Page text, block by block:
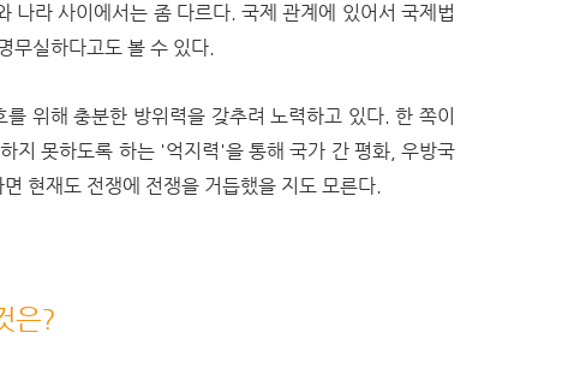
나라 사이에서는 좀 다르다. 국제 관계에 있어서 국제법
무실하다고도 볼 수 있다.
위해 충분한 방위력을 갖추려 노력하고 있다. 한 쪽이
지 못하도록 하는 '억지력'을 통해 국가 간 평화, 우방국
현재도 전쟁에 전쟁을 거듭했을 지도 모른다.
은?